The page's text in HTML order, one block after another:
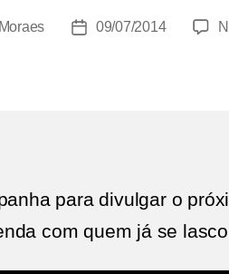
Data09/07/2014
para divulgar o
com quem já se